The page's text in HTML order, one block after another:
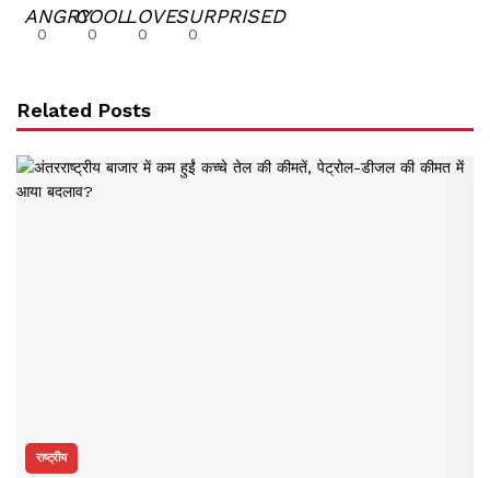
0 0 0 0
Related Posts
राष्ट्रीय